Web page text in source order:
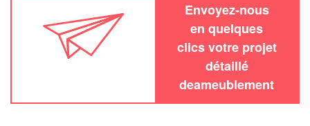
Envoyez-nous
en quelques
clics votre projet
détaillé
deameublement